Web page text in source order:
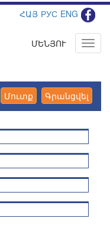
ՀԱՅ РУС ENG
ՄԵՆՅՈՒ
Մուտք Գրանցվել